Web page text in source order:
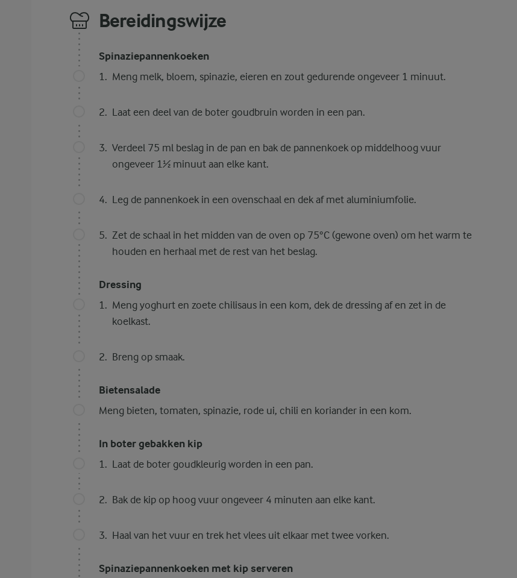
Bereidingswijze
Spinaziepannenkoeken
Meng melk, bloem, spinazie, eieren en zout gedurende ongeveer 1 minuut.
Laat een deel van de boter goudbruin worden in een pan.
Verdeel 75 ml beslag in de pan en bak de pannenkoek op middelhoog vuur
ongeveer 1½ minuut aan elke kant.
Leg de pannenkoek in een ovenschaal en dek af met aluminiumfolie.
Zet de schaal in het midden van de oven op 75°C (gewone oven) om het warm te
houden en herhaal met de rest van het beslag.
Dressing
Meng yoghurt en zoete chilisaus in een kom, dek de dressing af en zet in de
koelkast.
Breng op smaak.
Bietensalade
Meng bieten, tomaten, spinazie, rode ui, chili en koriander in een kom.
In boter gebakken kip
Laat de boter goudkleurig worden in een pan.
Bak de kip op hoog vuur ongeveer 4 minuten aan elke kant.
Haal van het vuur en trek het vlees uit elkaar met twee vorken.
Spinaziepannenkoeken met kip serveren